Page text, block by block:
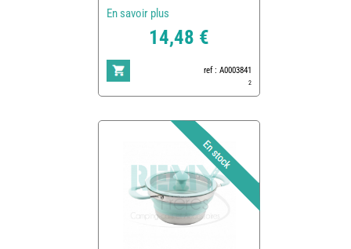
En savoir plus
14,48 €
ref : A0003841
2